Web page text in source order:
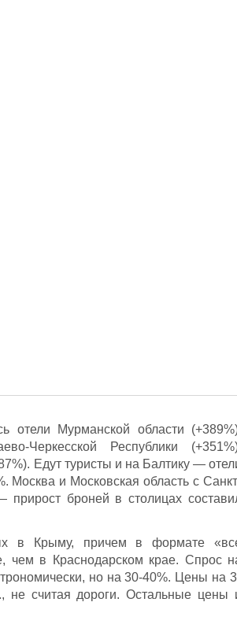
отели Мурманской области
Черкесской Республики
Едут туристы и на Балтику —
Москва и Московская область с
броней в столицах
в Крыму, причем в формате
чем в Краснодарском крае. Спрос
но на 30-40%. Цены на
не считая дороги. Остальные цены